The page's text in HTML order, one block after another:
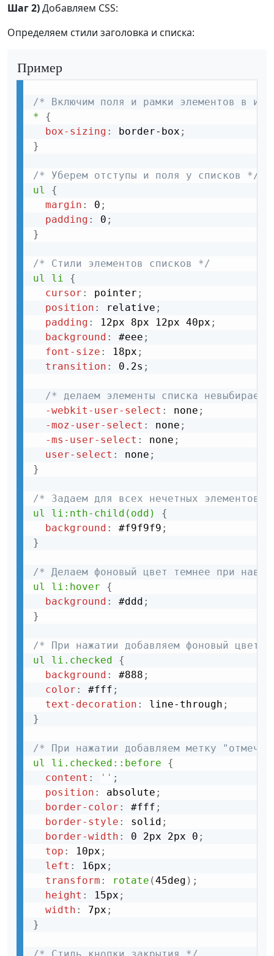
Шаг 2)Добавляем CSS:
Определяем стили заголовка и списка:
Пример
/* Включим поля и рамки элементов в их
*
{
box-sizing : border-box ;
}
/* Уберем отступы и поля у списков */
ul
{
margin : 0 ;
padding : 0 ;
}
/* Стили элементов списков */
ul li
{
cursor : pointer ;
position : relative ;
padding : 12px 8px 12px 40px ;
background : #eee ;
font-size : 18px ;
transition : 0.2s ;
/* делаем элементы списка
-webkit-user-select : none ;
-moz-user-select : none ;
-ms-user-select : none ;
user-select : none ;
}
/* Задаем для всех нечетных элементов
ul li:nth-child(odd)
{
background : #f9f9f9 ;
}
/* Делаем фоновый цвет темнее при
ul li:hover
{
background : #ddd ;
}
/* При нажатии добавляем фоновый цвет
ul li.checked
{
background : #888 ;
color : #fff ;
text-decoration : line-through ;
}
/* При нажатии добавляем метку
ul li.checked::before
{
content : '' ;
position : absolute ;
border-color : #fff ;
border-style : solid ;
border-width : 0 2px 2px 0 ;
top : 10px ;
left : 16px ;
transform : rotate (45deg ) ;
height : 15px ;
width : 7px ;
}